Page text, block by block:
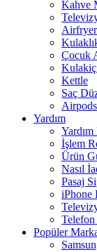
Kahve
Airfryer
Çocuk
Kettle
Saç
Airpods
Yardım
İşlem
Ürün
Nasıl
Pasaj
iPhone
Telefon
Popüler